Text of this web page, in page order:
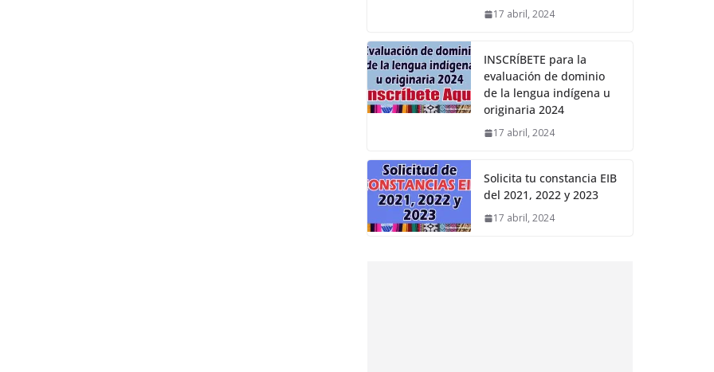
17 abril, 2024
INSCRÍBETE para la
evaluación de dominio
de la lengua indígena u
originaria 2024
17 abril, 2024
Solicita tu constancia EIB
del 2021, 2022 y 2023
17 abril, 2024